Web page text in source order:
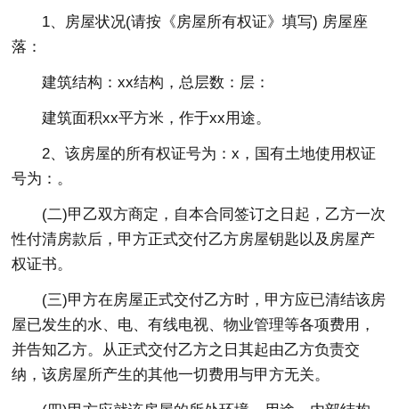
1、房屋状况(请按《房屋所有权证》填写) 房屋座
落：
建筑结构：xx结构，总层数：层：
建筑面积xx平方米，作于xx用途。
2、该房屋的所有权证号为：x，国有土地使用权证
号为：。
(二)甲乙双方商定，自本合同签订之日起，乙方一次
性付清房款后，甲方正式交付乙方房屋钥匙以及房屋产
权证书。
(三)甲方在房屋正式交付乙方时，甲方应已清结该房
屋已发生的水、电、有线电视、物业管理等各项费用，
并告知乙方。从正式交付乙方之日其起由乙方负责交
纳，该房屋所产生的其他一切费用与甲方无关。